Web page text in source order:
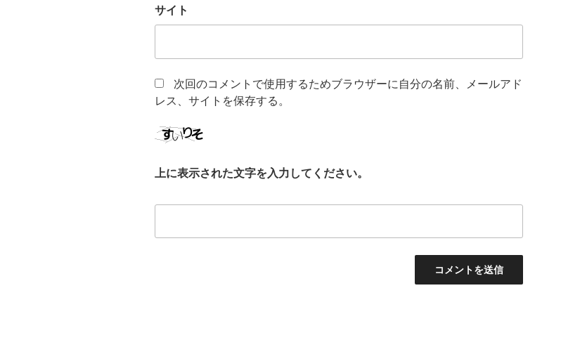
サイト
次回のコメントで使用するためブラウザーに自分の名前、メールアド
レス、サイトを保存する。
上に表示された文字を入力してください。